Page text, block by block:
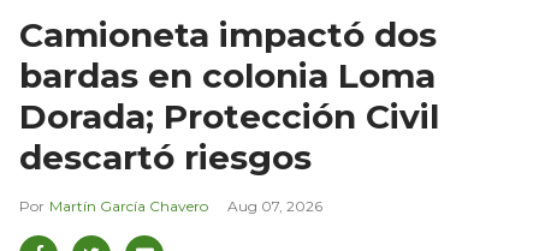
Camioneta impactó dos
bardas en colonia Loma
Dorada; Protección Civil
descartó riesgos
Martín García Chavero Aug 07, 2026